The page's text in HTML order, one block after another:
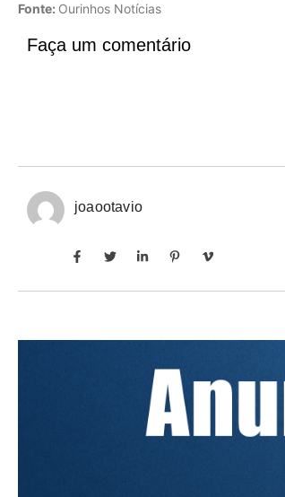
Fonte: Ourinhos Notícias
Faça um comentário
joaootavio